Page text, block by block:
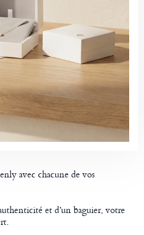
avec chacune de vos
et d’un baguier, votre